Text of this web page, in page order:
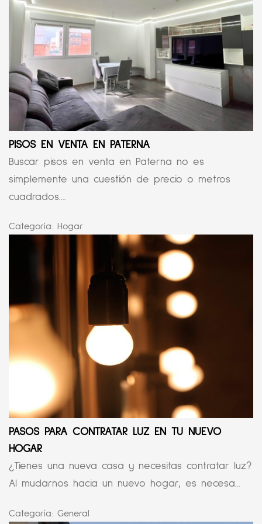
PISOS EN VENTA EN PATERNA
Buscar pisos en venta en Paterna no es
simplemente una cuestión de precio o metros
cuadrados....
Categoría: Hogar
PASOS PARA CONTRATAR LUZ EN TU NUEVO
HOGAR
¿Tienes una nueva casa y necesitas contratar luz?
Al mudarnos hacia un nuevo hogar, es necesa...
Categoría: General